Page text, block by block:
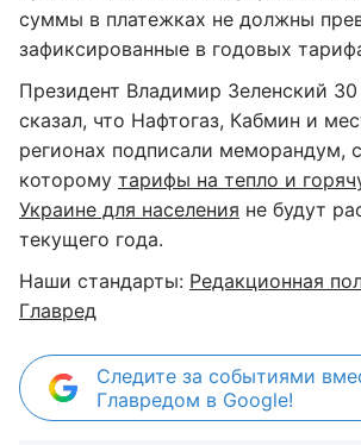
суммы в платежках не должны
зафиксированные в годовых
Президент Владимир Зеленский 30
сказал, что Нафтогаз, Кабмин и
регионах подписали меморандум,
которому тарифы на тепло и
Украине для населения не будут
текущего года.
Наши стандарты: Редакционная
Главред
Следите за событиями
Главредом в Google!